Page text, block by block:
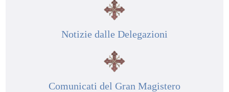
Notizie dalle Delegazioni
Comunicati del Gran Magistero